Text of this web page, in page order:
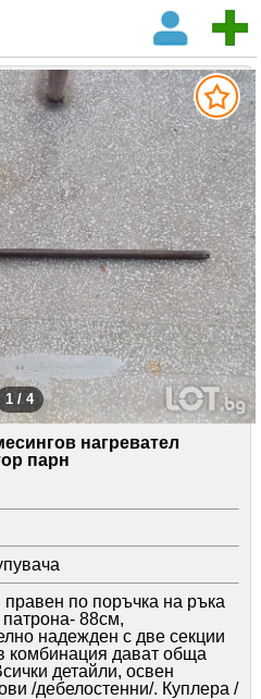
1 / 4
нагревател
парн
правен по поръчка на ръка
88см,
надежден с две секции
комбинация дават обща
детайли, освен
/дебелостенни/. Куплера /